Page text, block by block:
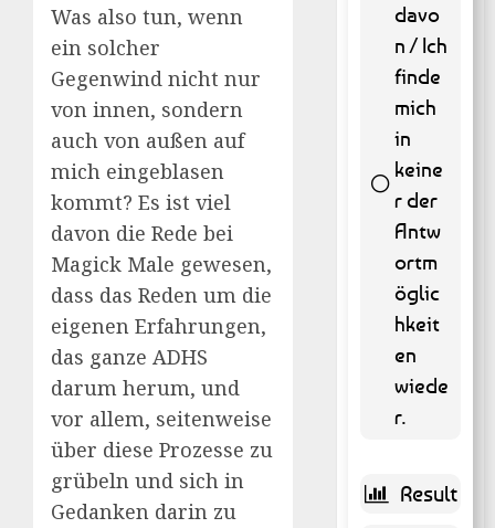
Was also tun, wenn
ein solcher
Gegenwind nicht nur
von innen, sondern
auch von außen auf
mich eingeblasen
kommt? Es ist viel
davon die Rede bei
Magick Male gewesen,
dass das Reden um die
eigenen Erfahrungen,
das ganze ADHS
darum herum, und
vor allem, seitenweise
über diese Prozesse zu
grübeln und sich in
Gedanken darin zu
davo
n / Ich
finde
mich
in
keine
r der
Antw
ortm
öglic
hkeit
en
wiede
r.
9 ( 1.82
% )